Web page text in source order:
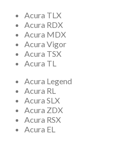
Acura TLX
Acura RDX
Acura MDX
Acura Vigor
Acura TSX
Acura TL
Acura Legend
Acura RL
Acura SLX
Acura ZDX
Acura RSX
Acura EL